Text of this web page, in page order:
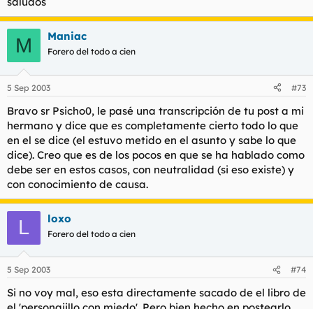
M Maniac
Forero del todo a cien
5 Sep 2003 #73
Bravo sr Psicho0, le pasé una transcripción de tu post a mi
hermano y dice que es completamente cierto todo lo que
en el se dice (el estuvo metido en el asunto y sabe lo que
dice). Creo que es de los pocos en que se ha hablado como
debe ser en estos casos, con neutralidad (si eso existe) y
con conocimiento de causa.
L loxo
Forero del todo a cien
5 Sep 2003 #74
Si no voy mal, eso esta directamente sacado de el libro de